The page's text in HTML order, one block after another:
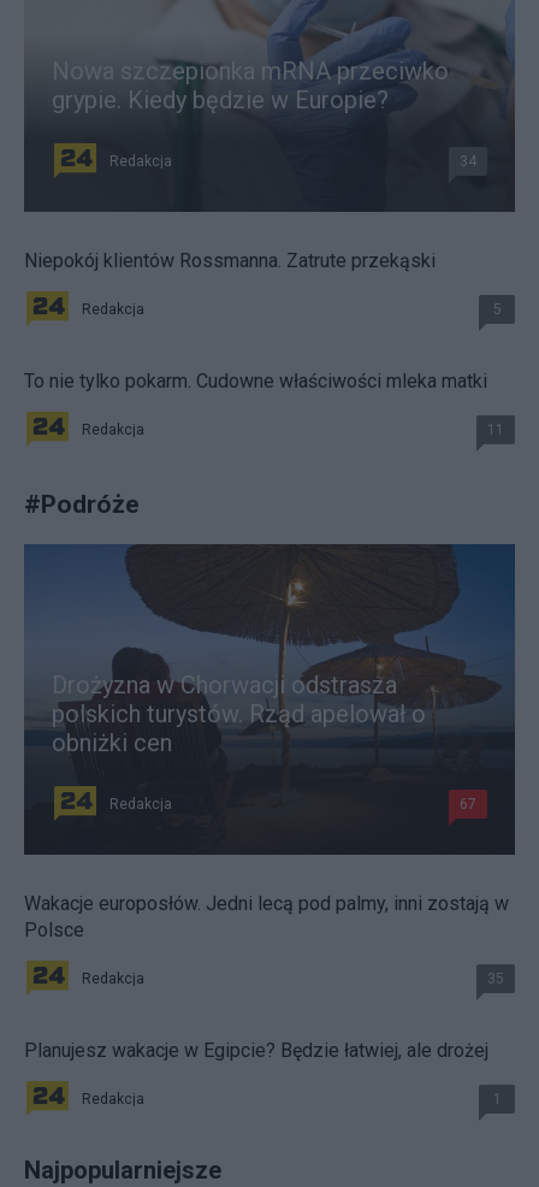
Nowa szczepionka mRNA przeciwko
grypie. Kiedy będzie w Europie?
Redakcja 34
Niepokój klientów Rossmanna. Zatrute przekąski
Redakcja 5
To nie tylko pokarm. Cudowne właściwości mleka matki
Redakcja 11
#Podróże
Drożyzna w Chorwacji odstrasza
polskich turystów. Rząd apelował o
obniżki cen
Redakcja 67
Wakacje europosłów. Jedni lecą pod palmy, inni zostają w
Polsce
Redakcja 35
Planujesz wakacje w Egipcie? Będzie łatwiej, ale drożej
Redakcja 1
Najpopularniejsze